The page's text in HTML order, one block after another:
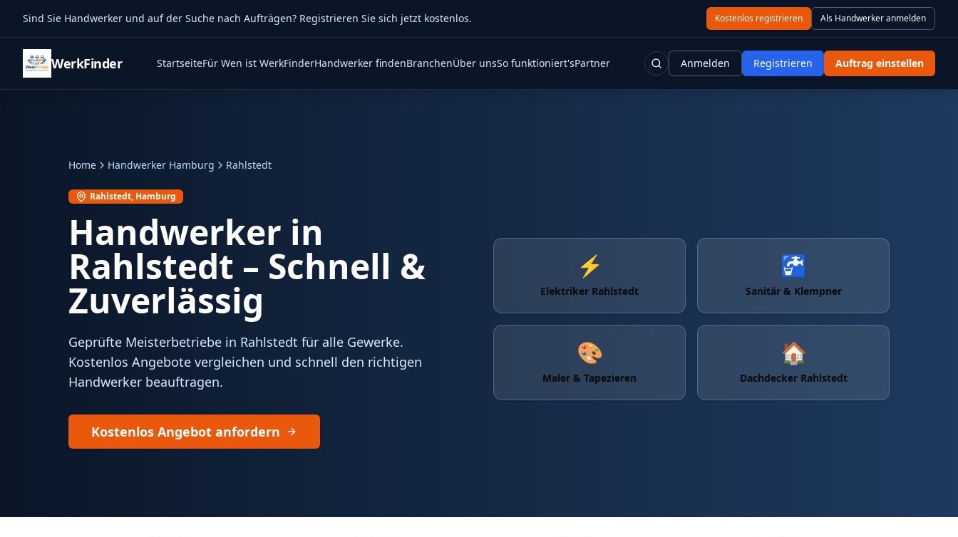
Sind Sie Handwerker und auf der Suche nach Aufträgen? Registrieren Sie sich jetzt kostenlos. Kostenlos registrieren Als Handwerker anmelden
WerkFinder StartseiteFür Wen ist WerkFinderHandwerker findenBranchenÜber unsSo funktioniert'sPartner Anmelden Registrieren Auftrag einstellen
Home Handwerker Hamburg Rahlstedt
Rahlstedt, Hamburg
Handwerker in
Rahlstedt – Schnell &
Zuverlässig
Geprüfte Meisterbetriebe in Rahlstedt für alle Gewerke.
Kostenlos Angebote vergleichen und schnell den richtigen
Handwerker beauftragen.
Kostenlos Angebot anfordern
⚡
Elektriker Rahlstedt
🚰
Sanitär & Klempner
🎨
Maler & Tapezieren
🏠
Dachdecker Rahlstedt